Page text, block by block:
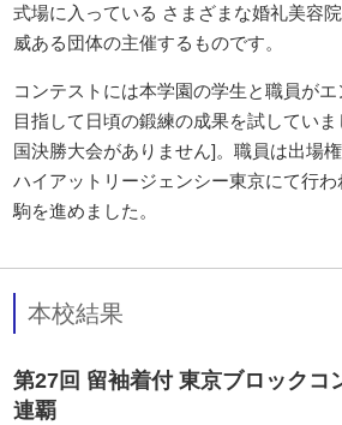
式場に入っている さまざまな婚礼美容
威ある団体の主催するものです。
コンテストには本学園の学生と職員が
目指して日頃の鍛練の成果を試してい
国決勝大会がありません]。職員は出場
ハイアットリージェンシー東京にて行
駒を進めました。
本校結果
第27回 留袖着付 東京ブロック
連覇